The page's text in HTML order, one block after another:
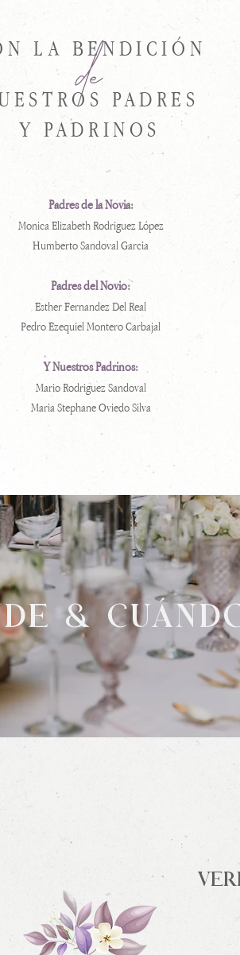
LA BENDICIÓN
PADRES
Y PADRINOS
de
Padres de la Novia:
Monica Elizabeth Rodriguez López
Humberto Sandoval Garcia
Padres del Novio:
Esther Fernandez Del Real
Pedro Ezequiel Montero Carbajal
Y Nuestros Padrinos:
Mario Rodriguez Sandoval
Maria Stephane Oviedo Silva
&